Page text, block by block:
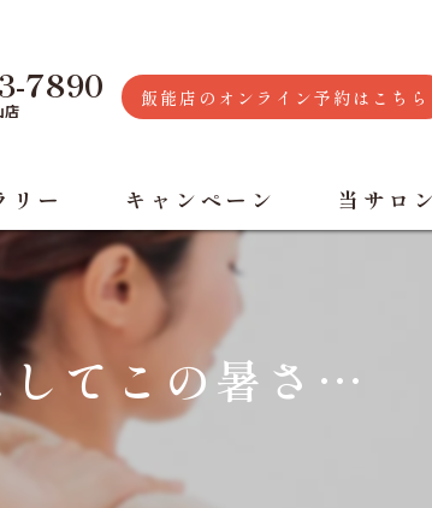
7890
店
飯能店のオンライン予約はこちら
リー キャンペーン 当サロ
してこの暑さ…